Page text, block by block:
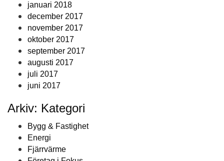
januari 2018
december 2017
november 2017
oktober 2017
september 2017
augusti 2017
juli 2017
juni 2017
Arkiv: Kategori
Bygg & Fastighet
Energi
Fjärrvärme